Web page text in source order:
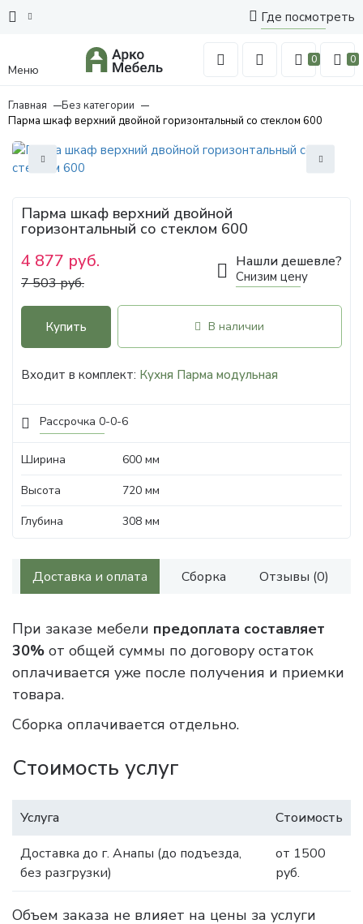
Где посмотреть
Меню
0 0
Главная
Без категории
Парма шкаф верхний двойной горизонтальный со стеклом 600
Рассрочка 0-0-6
Парма шкаф верхний двойной
горизонтальный со стеклом 600
4 877 руб.
7 503 руб.
Нашли дешевле?
Снизим цену
Купить В наличии
Входит в комплект: Кухня Парма модульная
Ширина
600 мм
Высота
720 мм
Глубина
308 мм
Доставка и оплата Сборка Отзывы (0)
При заказе мебели предоплата составляет
30% от общей суммы по договору остаток
оплачивается уже после получения и приемки
товара.
Сборка оплачивается отдельно.
Стоимость услуг
Услуга
Стоимость
Доставка до г. Анапы (до подъезда,
без разгрузки)
от 1500
руб.
Объем заказа не влияет на цены за услуги